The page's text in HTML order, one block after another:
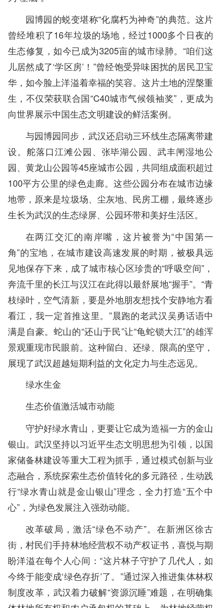
园博园的蜕变堪称“化腐朽为神奇”的典范。这片
曾经堆积了16年垃圾的场地，经过1000多个日夜的
生态修复，如今已成为3205亩的城市绿肺。“咱们这
儿居然成了‘学区房’！”曾经饱受异味困扰的居民卫宝
华，如今脸上洋溢着幸福的笑容。这片土地的涅槃重
生，不仅荣获联合国“C40城市气候领袖奖”，更成为
向世界展示中国生态文明建设的鲜活案例。
与园博园同步，武汉还启动三环线生态隔离带建
设。舵落口江滩公园、张毕湖公园、武丰闸湿地公
园、黄龙山公园等45座城市公园，共同组成面积超过
100平方公里的绿色走廊。这些公园分布在城市边缘
地带，原来是垃圾场、尘灰地、民房工棚，最终逐步
生长为武汉的生态绿屏、公园环带和美好生活区。
在两江交汇的南岸嘴，这片被誉为“中国第一
角”的宝地，在城市建设高速发展的时期，被极具远
见地保存下来，成了城市核心区珍贵的“呼吸空间”，
奔流千里的长江与汉江在此得以最舒展地“握手”。“青
枝绿叶，空气清新，要是外地朋友想找个安静地方看
看江，我一定首推这里。”晨跑的老武汉吴勇话语中
满是自豪。蛇山的“还山于民”让“龟蛇锁大江”的雄浑
景观重现市民眼前。这种留白、还绿、限高的坚守，
展现了武汉超越短期利益的文化定力与生态远见。
绿水生金
生态价值激活城市动能
守护好绿水青山，更要让它成为造福一方的金山
银山。武汉坚持以习近平生态文明思想为引领，以国
家储备林建设等重大工程为抓手，通过模式创新与业
态融合，系统探索生态价值转化的多元路径，生动践
行“绿水青山就是金山银山”理念，全力打造“五个中
心”，为绿色发展注入强劲动能。
改革破局，激活“绿色不动产”。在新洲区徐古
街，村民们手持林地经营权不动产权证书，喜悦与期
盼洋溢在每个人心间：“这片林子守护了几代人，如
今终于能变成‘绿色存折’了。”通过深入推进集体林权
制度改革，武汉着力破解“资源沉睡”难题，在明确集